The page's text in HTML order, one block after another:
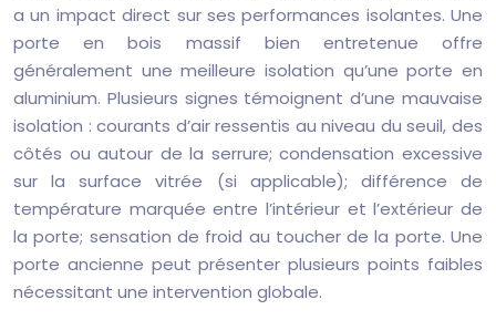
a un impact direct sur ses performances isolantes. Une
porte en bois massif bien entretenue offre
généralement une meilleure isolation qu’une porte en
aluminium. Plusieurs signes témoignent d’une mauvaise
isolation : courants d’air ressentis au niveau du seuil, des
côtés ou autour de la serrure; condensation excessive
sur la surface vitrée (si applicable); différence de
température marquée entre l’intérieur et l’extérieur de
la porte; sensation de froid au toucher de la porte. Une
porte ancienne peut présenter plusieurs points faibles
nécessitant une intervention globale.